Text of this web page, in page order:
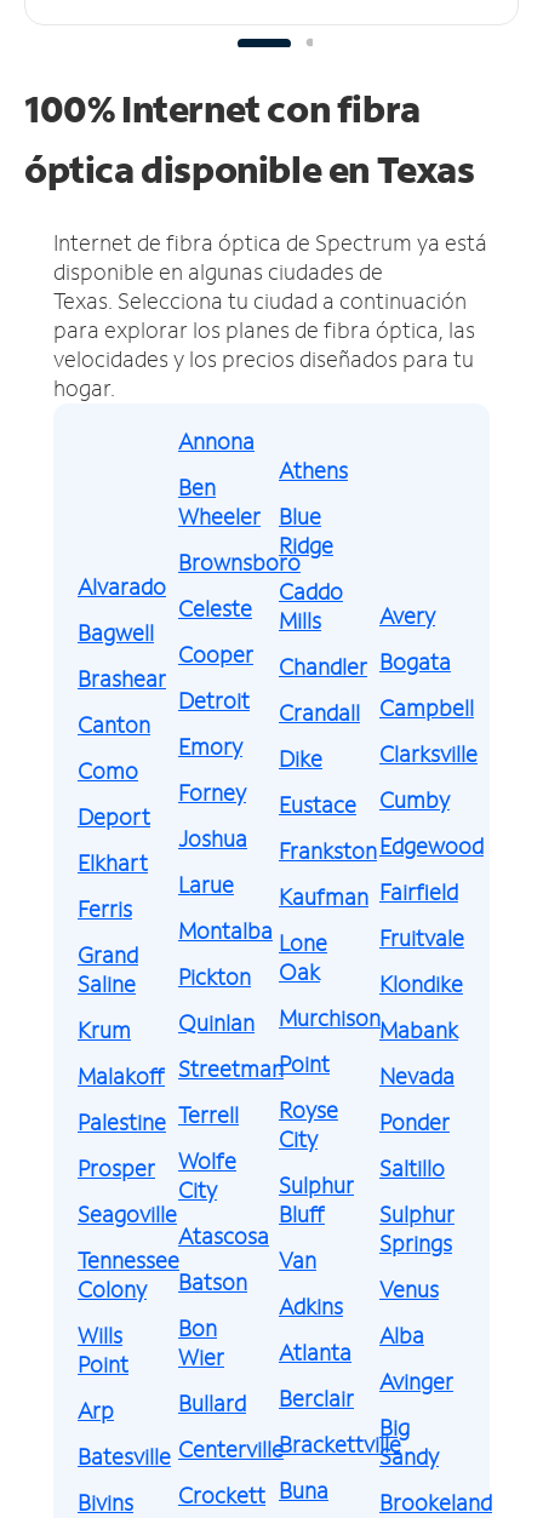
100% Internet con fibra
óptica disponible en Texas
Internet de fibra óptica de Spectrum ya está
disponible en algunas ciudades de
Texas. Selecciona tu ciudad a continuación
para explorar los planes de fibra óptica, las
velocidades y los precios diseñados para tu
hogar.
Alvarado
Bagwell
Brashear
Canton
Como
Deport
Elkhart
Ferris
Grand
Saline
Krum
Malakoff
Palestine
Prosper
Seagoville
Tennessee
Colony
Wills
Point
Arp
Batesville
Bivins
Annona
Ben
Wheeler
Brownsboro
Celeste
Cooper
Detroit
Emory
Forney
Joshua
Larue
Montalba
Pickton
Quinlan
Streetman
Terrell
Wolfe
City
Atascosa
Batson
Bon
Wier
Bullard
Centerville
Crockett
Athens
Blue
Ridge
Caddo
Mills
Chandler
Crandall
Dike
Eustace
Frankston
Kaufman
Lone
Oak
Murchison
Point
Royse
City
Sulphur
Bluff
Van
Adkins
Atlanta
Berclair
Brackettville
Buna
Avery
Bogata
Campbell
Clarksville
Cumby
Edgewood
Fairfield
Fruitvale
Klondike
Mabank
Nevada
Ponder
Saltillo
Sulphur
Springs
Venus
Alba
Avinger
Big
Sandy
Brookeland